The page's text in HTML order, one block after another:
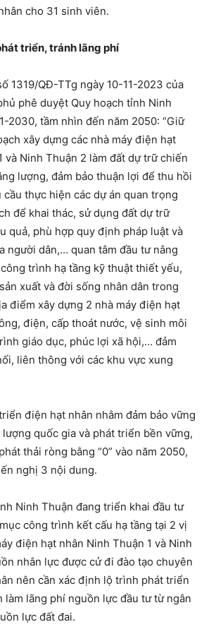
cho 31 sinh viên.
triển, tránh lãng phí
1319/QĐ-TTg ngày 10-11-2023 của
phê duyệt Quy hoạch tỉnh Ninh
2030, tầm nhìn đến năm 2050: “Giữ
xây dựng các nhà máy điện hạt
và Ninh Thuận 2 làm đất dự trữ chiến
lượng, đảm bảo thuận lợi để thu hồi
cầu thực hiện các dự án quan trọng
để khai thác, sử dụng đất dự trữ
quả, phù hợp quy định pháp luật và
người dân,… quan tâm đầu tư nâng
trình hạ tầng kỹ thuật thiết yếu,
xuất và đời sống nhân dân trong
điểm xây dựng 2 nhà máy điện hạt
điện, cấp thoát nước, vệ sinh môi
giáo dục, phúc lợi xã hội,… đảm
liên thông với các khu vực xung
điện hạt nhân nhằm đảm bảo vững
quốc gia và phát triển bền vững,
thải ròng bằng “0” vào năm 2050,
nghị 3 nội dung.
Ninh Thuận đang triển khai đầu tư
công trình kết cấu hạ tầng tại 2 vị
điện hạt nhân Ninh Thuận 1 và Ninh
nhân lực được cử đi đào tạo chuyên
nên cần xác định lộ trình phát triển
làm lãng phí nguồn lực đầu tư từ ngân
lực đất đai.